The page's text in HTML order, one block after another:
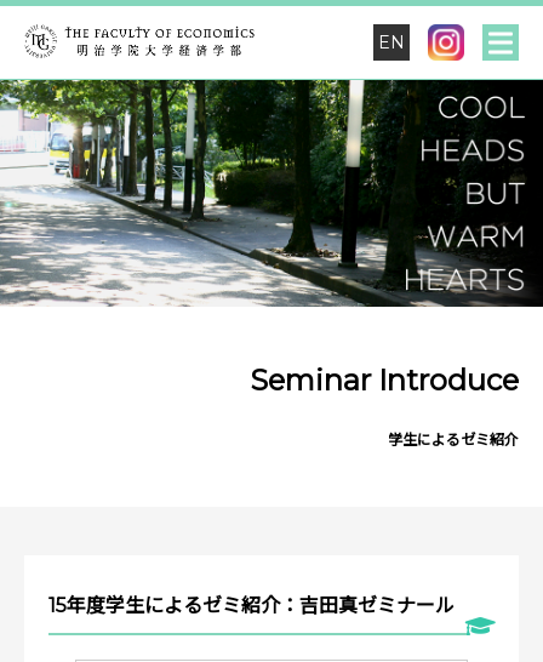
EN
Seminar Introduce
学生によるゼミ紹介
15年度学生によるゼミ紹介：吉田真ゼミナール